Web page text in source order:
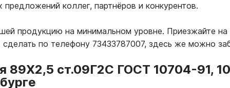
коллег, партнёров и конкурентов.
продукцию на минимальном уровне. Приезжайте
по телефону 73433787007, здесь же можно
89Х2,5 ст.09Г2С ГОСТ 10704-91,